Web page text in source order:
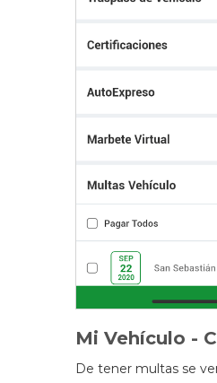
Mi Vehículo -
De tener multas se